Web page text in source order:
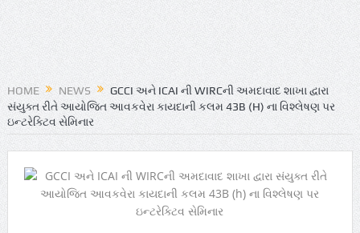
HOME NEWS
GCCI અને ICAI ની WIRCની અમદાવાદ શાખા દ્વારા
સંયુક્ત રીતે આયોજિત આવકવેરા કાયદાની કલમ 43B (H) ના વિશ્લેષણ પર
ઇન્ટરેક્ટિવ સેમિનાર